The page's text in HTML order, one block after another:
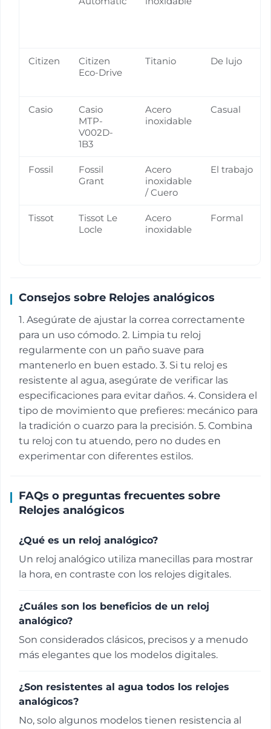
Citizen
Citizen
Eco-Drive
Titanio De lujo
Casio
Casio
MTP-
V002D-
1B3
Acero
inoxidable
Casual
Fossil
Fossil
Grant
Acero
inoxidable
/ Cuero
El trabajo
Tissot
Tissot Le
Locle
Acero
inoxidable
Formal
Consejos sobre Relojes analógicos
1. Asegúrate de ajustar la correa correctamente
para un uso cómodo. 2. Limpia tu reloj
regularmente con un paño suave para
mantenerlo en buen estado. 3. Si tu reloj es
resistente al agua, asegúrate de verificar las
especificaciones para evitar daños. 4. Considera el
tipo de movimiento que prefieres: mecánico para
la tradición o cuarzo para la precisión. 5. Combina
tu reloj con tu atuendo, pero no dudes en
experimentar con diferentes estilos.
FAQs o preguntas frecuentes sobre
Relojes analógicos
¿Qué es un reloj analógico?
Un reloj analógico utiliza manecillas para mostrar
la hora, en contraste con los relojes digitales.
¿Cuáles son los beneficios de un reloj
analógico?
Son considerados clásicos, precisos y a menudo
más elegantes que los modelos digitales.
¿Son resistentes al agua todos los relojes
analógicos?
No, solo algunos modelos tienen resistencia al